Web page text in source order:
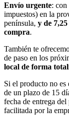
Envío urgente: con
impuestos) en la
península, y de
compra.
También te
de paso en los
local de forma
Si el producto no es
de un plazo de 15
fecha de entrega
facilitada por la